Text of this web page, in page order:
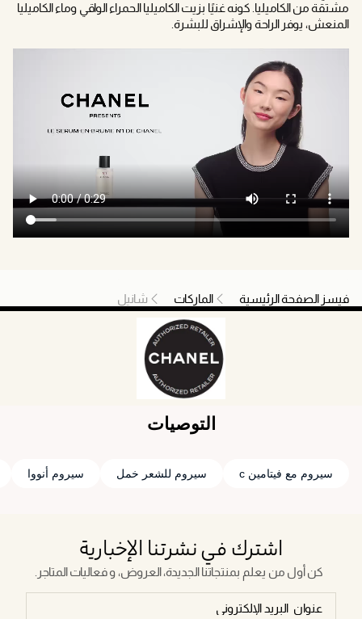
مشتقة من الكاميليا. كونه غنيًا بزيت الكاميليا الحمراء الواقي وماء الكاميليا
المنعش، يوفر الراحة والإشراق للبشرة.
فيسز الصفحة الرئيسية الماركات شانيل
التوصيات
سيروم مع فيتامين c سيروم للشعر خمل سيروم أنووا
اشترك في نشرتنا الإخبارية
كن أول من يعلم بمنتجاتنا الجديدة، العروض، و فعاليات المتاجر.